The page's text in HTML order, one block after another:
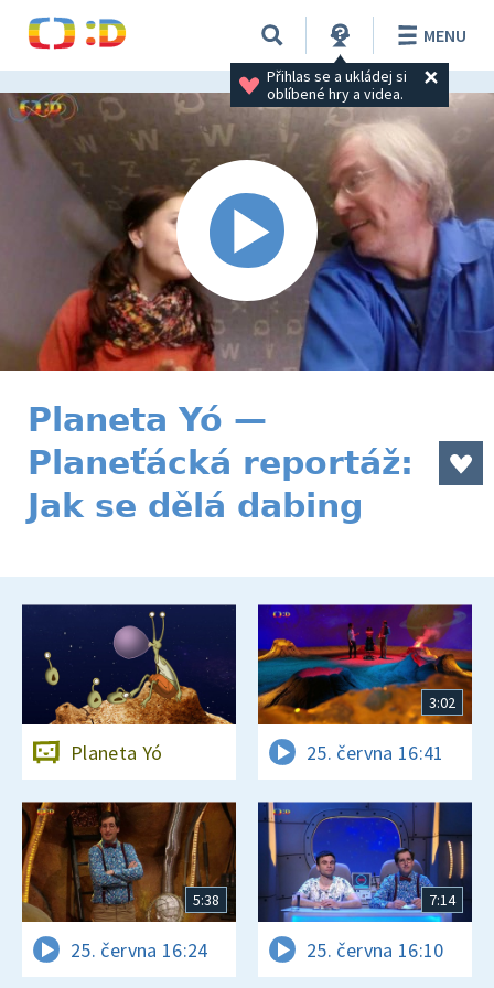
Přihlas se a ukládej si
oblíbené hry a videa.
MENU
Planeta Yó —
Planeťácká reportáž:
Jak se dělá dabing
Planeta Yó
3:02
25. června 16:41
5:38
25. června 16:24
7:14
25. června 16:10